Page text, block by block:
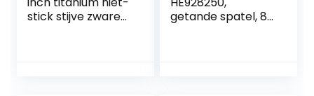
stick stijve zware
getande spatel, 8